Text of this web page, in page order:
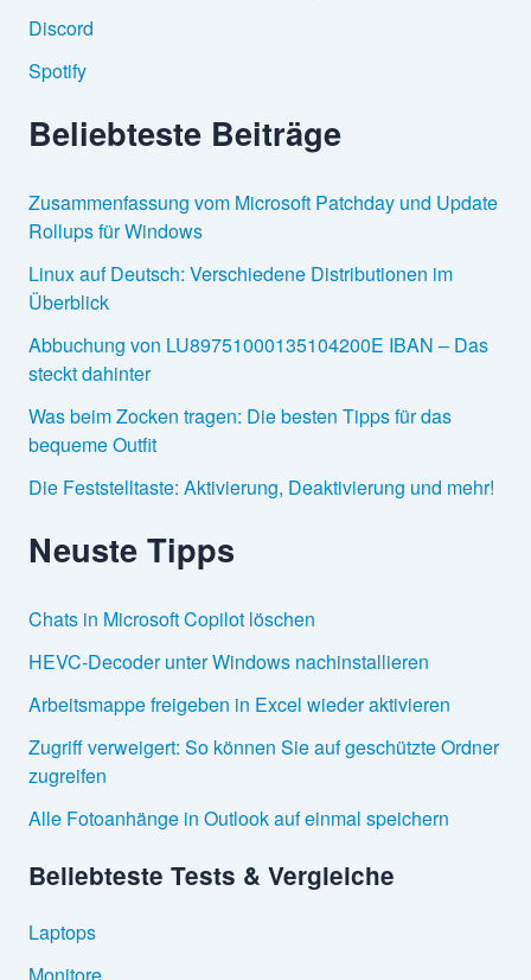
Discord
Spotify
Beliebteste Beiträge
Zusammenfassung vom Microsoft Patchday und Update
Rollups für Windows
Linux auf Deutsch: Verschiedene Distributionen im
Überblick
Abbuchung von LU89751000135104200E IBAN – Das
steckt dahinter
Was beim Zocken tragen: Die besten Tipps für das
bequeme Outfit
Die Feststelltaste: Aktivierung, Deaktivierung und mehr!
Neuste Tipps
Chats in Microsoft Copilot löschen
HEVC-Decoder unter Windows nachinstallieren
Arbeitsmappe freigeben in Excel wieder aktivieren
Zugriff verweigert: So können Sie auf geschützte Ordner
zugreifen
Alle Fotoanhänge in Outlook auf einmal speichern
Beliebteste Tests & Vergleiche
Laptops